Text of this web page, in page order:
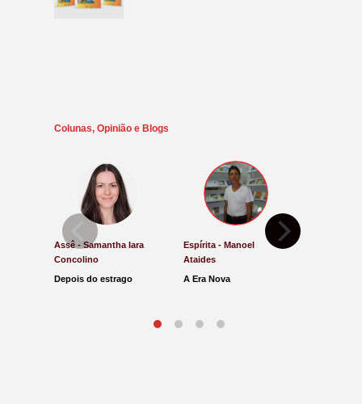
Colunas, Opinião e Blogs
Assê - Samantha Iara
Concolino
Depois do estrago
Espírita - Manoel
Ataides
A Era Nova